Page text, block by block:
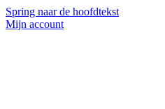
Spring naar de hoofdtekst
Mijn account